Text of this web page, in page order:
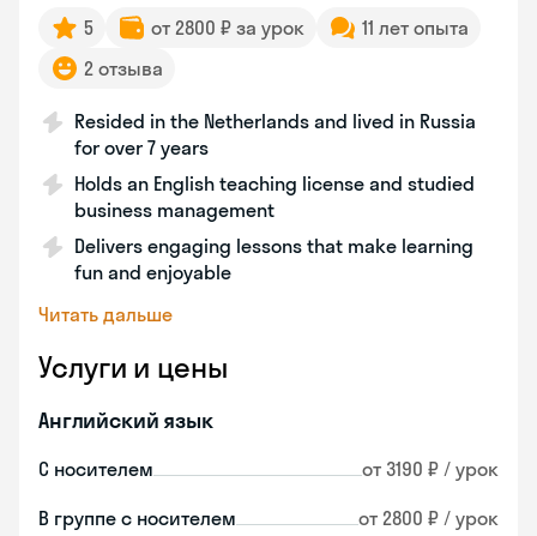
5 от 2800 ₽ за урок
11 лет опыта
2 отзыва
Resided in the Netherlands and lived in Russia
for over 7 years
Holds an English teaching license and studied
business management
Delivers engaging lessons that make learning
fun and enjoyable
Читать дальше
Услуги и цены
Английский язык
С носителем от 3190 ₽ / урок
В группе с носителем от 2800 ₽ / урок